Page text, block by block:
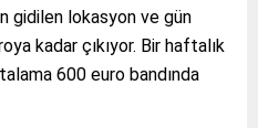
gidilen lokasyon ve gün
kadar çıkıyor. Bir haftalık
600 euro bandında